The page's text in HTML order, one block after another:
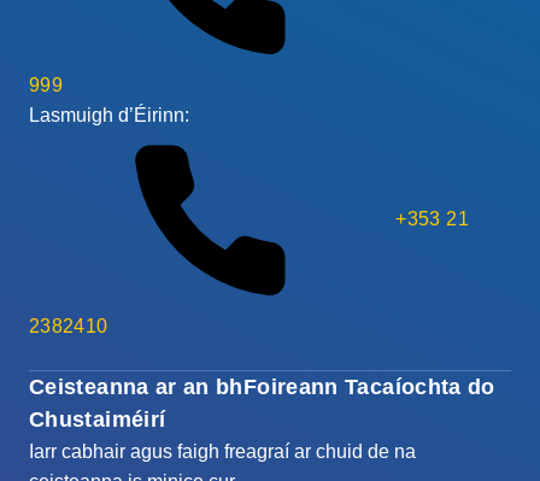
Ceisteanna ar an bhFoireann Tacaíochta do
Chustaiméirí
Iarr cabhair agus faigh freagraí ar chuid de na
999
Lasmuigh d’Éirinn:
+353 21
2382410